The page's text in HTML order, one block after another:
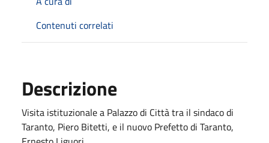
Contenuti correlati
Descrizione
Visita istituzionale a Palazzo di Città tra il sindaco di
Taranto, Piero Bitetti, e il nuovo Prefetto di Taranto,